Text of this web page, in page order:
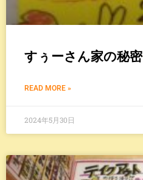
すぅーさん家の秘密
READ MORE »
2024年5月30日